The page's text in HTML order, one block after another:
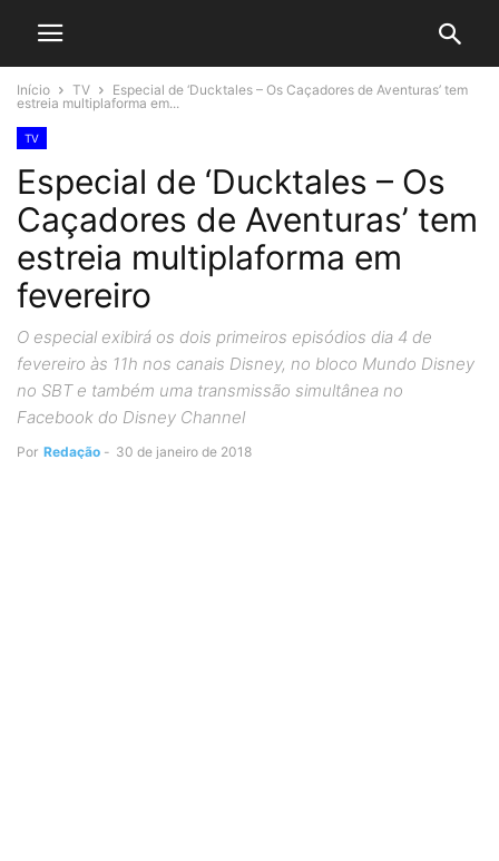
Início TV
Especial de ‘Ducktales – Os Caçadores de Aventuras’ tem
estreia multiplaforma em...
TV
Especial de ‘Ducktales – Os
Caçadores de Aventuras’ tem
estreia multiplaforma em
fevereiro
O especial exibirá os dois primeiros episódios dia 4 de
fevereiro às 11h nos canais Disney, no bloco Mundo Disney
no SBT e também uma transmissão simultânea no
Facebook do Disney Channel
Por Redação - 30 de janeiro de 2018